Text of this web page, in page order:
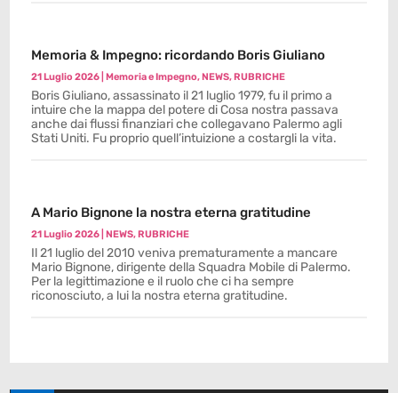
Memoria & Impegno: ricordando Boris Giuliano
21 Luglio 2026 |Memoria e Impegno,NEWS,RUBRICHE
Boris Giuliano, assassinato il 21 luglio 1979, fu il primo a
intuire che la mappa del potere di Cosa nostra passava
anche dai flussi finanziari che collegavano Palermo agli
Stati Uniti. Fu proprio quell’intuizione a costargli la vita.
A Mario Bignone la nostra eterna gratitudine
21 Luglio 2026 |NEWS,RUBRICHE
Il 21 luglio del 2010 veniva prematuramente a mancare
Mario Bignone, dirigente della Squadra Mobile di Palermo.
Per la legittimazione e il ruolo che ci ha sempre
riconosciuto, a lui la nostra eterna gratitudine.